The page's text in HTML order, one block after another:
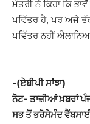
ਮੰਤਰੀ ਨੇ ਕਿਹਾ ਕਿ
ਪਵਿੱਤਰ ਹੈ, ਪਰ ਅਜੇ
ਪਵਿੱਤਰ ਨਹੀਂ
-(ਏਬੀਪੀ ਸਾਂਝਾ)
ਨੋਟ- ਤਾਜ਼ੀਆਂ ਖ਼ਬਰਾਂ
ਸਭ ਤੋਂ ਭਰੋਸੇਮੰਦ